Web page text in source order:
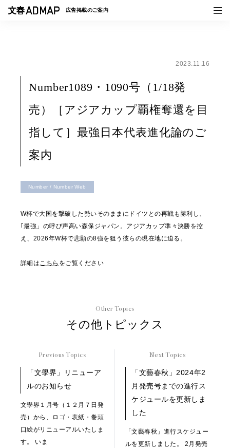
広告掲載のご案内
事例一覧
トピックス
2023.11.16
Number1089・1090号（1/18発
売）［アジアカップ覇権奪還を目
指して］最強日本代表進化論のご
案内
Number / Number Web
W杯で大国を撃破した勢いそのままにドイツとの再戦も勝利し、
｢最強」の呼び声高い森保ジャパン。アジアカップ準々決勝を控
え、2026年W杯で悲願の8強を狙う彼らの現在地に迫る。
詳細はこちら をご覧ください
Other Topics
その他トピックス
Previous Topics
「文學界」リニューア
ルのお知らせ
文學界１月号（１２月７日発
売）から、ロゴ・表紙・巻頭
口絵がリニューアルいたしま
す。 いま
Next Topics
「文藝春秋」2024年2
月発売号までの進行ス
ケジュールを更新しま
した
「文藝春秋」進行スケジュー
ルを更新しました。 2月発売